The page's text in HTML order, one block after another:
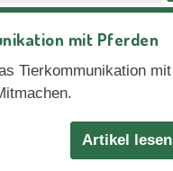
mit Pferden
Tierkommunikation mit
Artikel lesen